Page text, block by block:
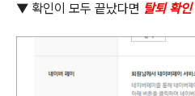
▼ 확인이 모두 끝났다면 탈퇴 확인